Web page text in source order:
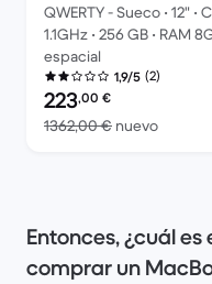
QWERTY - Sueco • 12" •
1.1GHz • 256 GB • RAM
espacial
1,9/5 (2)
Precio reacondicionado:
223,00 €
1362,00 € nuevoEl
Entonces, ¿cuál
comprar un